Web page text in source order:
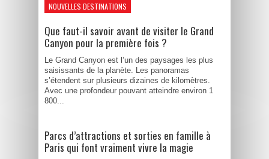
NOUVELLES DESTINATIONS
Que faut-il savoir avant de visiter le Grand
Canyon pour la première fois ?
Le Grand Canyon est l’un des paysages les plus
saisissants de la planète. Les panoramas
s’étendent sur plusieurs dizaines de kilomètres.
Avec une profondeur pouvant atteindre environ 1
800...
Parcs d’attractions et sorties en famille à
Paris qui font vraiment vivre la magie